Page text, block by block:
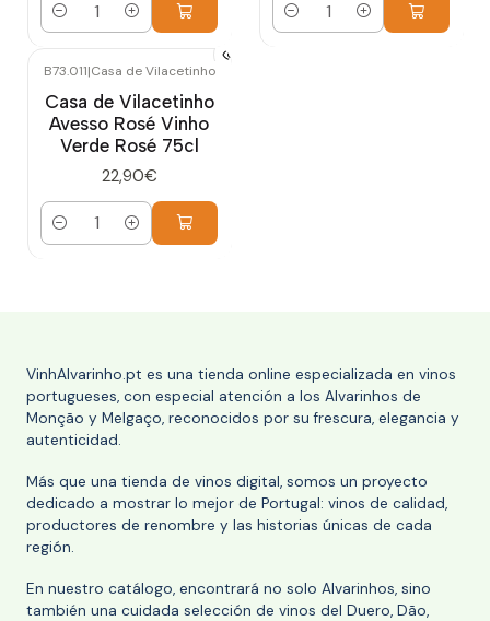
Cantidad Cantidad
B73.011|Casa de Vilacetinho
Casa de Vilacetinho
Avesso Rosé Vinho
Verde Rosé 75cl
22,90€
Cantidad
VinhAlvarinho.pt es una tienda online especializada en vinos
portugueses, con especial atención a los Alvarinhos de
Monção y Melgaço, reconocidos por su frescura, elegancia y
autenticidad.
Más que una tienda de vinos digital, somos un proyecto
dedicado a mostrar lo mejor de Portugal: vinos de calidad,
productores de renombre y las historias únicas de cada
región.
En nuestro catálogo, encontrará no solo Alvarinhos, sino
también una cuidada selección de vinos del Duero, Dão,